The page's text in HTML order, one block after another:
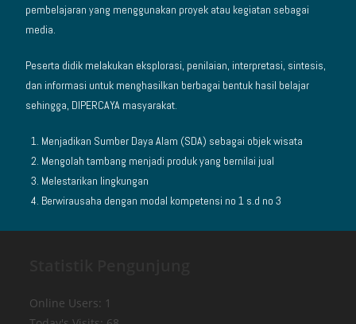
pembelajaran yang menggunakan proyek atau kegiatan sebagai
media.
Peserta didik melakukan eksplorasi, penilaian, interpretasi, sintesis,
dan informasi untuk menghasilkan berbagai bentuk hasil belajar
sehingga, DIPERCAYA masyarakat.
Menjadikan Sumber Daya Alam (SDA) sebagai objek wisata
Mengolah tambang menjadi produk yang bernilai jual
Melestarikan lingkungan
Berwirausaha dengan modal kompetensi no 1 s.d no 3
Online Users: 1